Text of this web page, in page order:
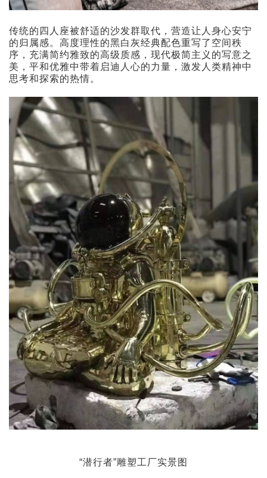
传统的四人座被舒适的沙发群取代，营造让人身心安宁
的归属感。高度理性的黑白灰经典配色重写了空间秩
序，充满简约雅致的高级质感，现代极简主义的写意之
美，平和优雅中带着启迪人心的力量，激发人类精神中
思考和探索的热情。
“潜行者”雕塑工厂实景图